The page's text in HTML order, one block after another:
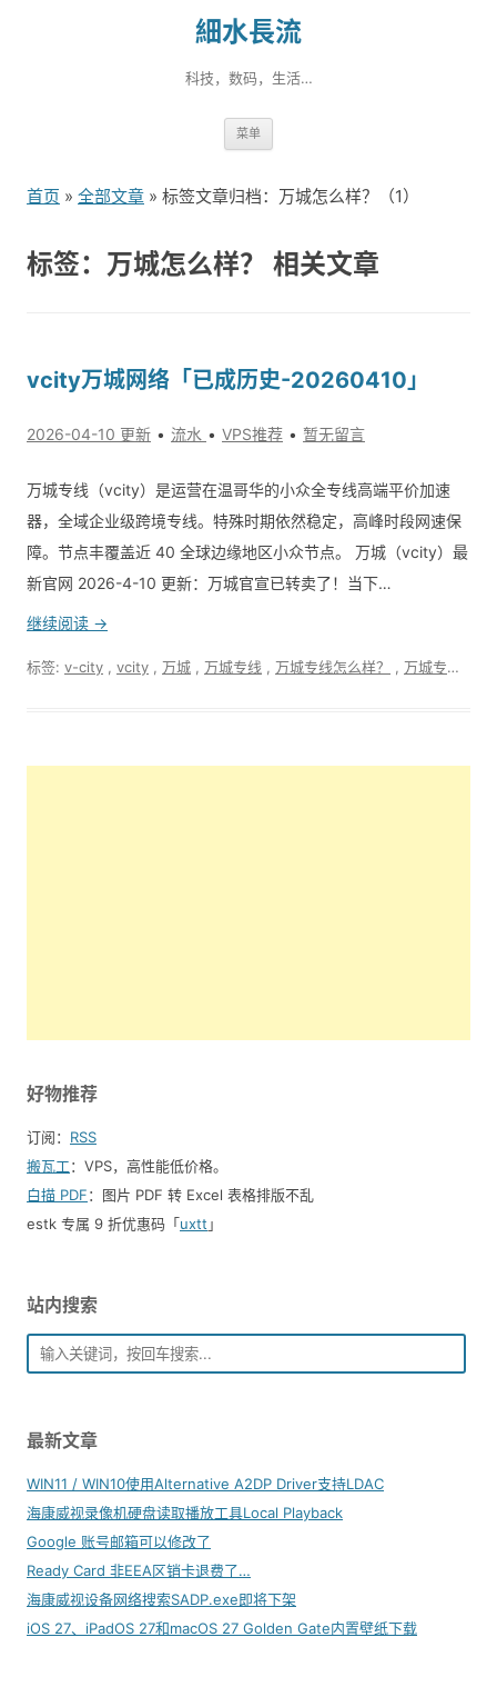
細水長流
科技，数码，生活…
菜单
到
首页 » 全部文章 » 标签文章归档：万城怎么样？（1）
标签：万城怎么样？ 相关文章
vcity万城网络「已成历史-20260410」
2026-04-10 更新 流水 VPS推荐 暂无留言
万城专线（vcity）是运营在温哥华的小众全专线高端平价加速
器，全域企业级跨境专线。特殊时期依然稳定，高峰时段网速保
障。节点丰覆盖近 40 全球边缘地区小众节点。 万城（vcity）最
新官网 2026-4-10 更新：万城官宣已转卖了！当下…
继续阅读 →
标签: v-city vcity 万城 万城专线 万城专线怎么样？ 万城专线最新官网
好物推荐
订阅： RSS
搬瓦工：VPS，高性能低价格。️
白描 PDF：图片 PDF 转 Excel 表格排版不乱
estk 专属 9 折优惠码「uxtt 」
站内搜索
最新文章
WIN11 / WIN10使用Alternative A2DP Driver支持LDAC
海康威视录像机硬盘读取播放工具Local Playback
Google 账号邮箱可以修改了
Ready Card 非EEA区销卡退费了…
海康威视设备网络搜索SADP.exe即将下架
iOS 27、iPadOS 27和macOS 27 Golden Gate内置壁纸下载